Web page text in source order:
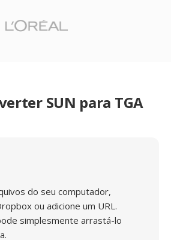
SUN para TGA
do seu computador,
ou adicione um URL.
simplesmente arrastá-lo